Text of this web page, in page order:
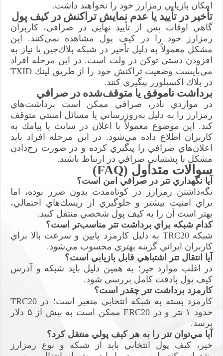
امكان بازيابي رمزارز خود را نخواهند داشت.
تأخير در تأييد يا عدم نمايش تراكنش در كيف پول
گاهي اوقات پس از تأييد نهايي در صرافي، كاربران
رمزارز خود را در كيف پول مشاهده نمي‌كنند. اين
مشكل معمولاً به دليل تأخير در شبكه بلاك‌چين يا نياز به
افزودن دستي توكن در ولت است. در اين مرحله افراد
مي‌بايست وضعيت تراكنش خود را از طريق لينك TXID
در بلاك اكسپلورر پيگيري كنند.
برداشت ناموفق يا متوقف‌شده در صرافي
در مواردي نادر، صرافي ممكن است برداشت‌هاي
رمزارز را به دليل به‌روزرساني يا مسائل امنيتي متوقف
كند. اين موضوع معمولاً با اعلان در سايت يا پيامك به
كاربران اطلاع داده مي‌شود. در اين مرحله افراد بايد
اعلان‌هاي صرافي را پيگيري كرده و در صورت رخ‌دادن
مشكل با پشتيباني صرافي در ارتباط باشند.
سوالات متداول (FAQ)
آيا نگهداري تتر در صرافي امن است؟
نگه‌داشتن رمزارز در كوتاه‌مدت بدون ضرر بوده، اما
براي امنيت بيشتر و جلوگيري از ريسك‌هاي احتمالي،
بهتر است آن را به كيف پول شخصي منتقل كنيد.
كدام شبكه براي برداشت تتر مناسب‌تر است؟
شبكه TRC20 به دليل كارمزد پايين و سرعت بالا براي
كاربران ايراني گزينه بهتري محسوب مي‌شود.
آيا انتقال تتر اشتباهي قابل بازيابي است؟
در اغلب موارد خير؛ به همين دليل بايد شبكه و آدرس
كيف پول بادقت كامل بررسي شود.
كارمزد برداشت تتر چقدر است؟
كارمزد بسته به شبكه انتخابي متغير است؛ در TRC20
حدود ۱ تتر و در ERC20 ممكن است به بيش از ۵ دلار
برسد.
آيا مي‌توان تتر را به هر كيف پولي منتقل كرد؟
خير، كيف پول انتخابي بايد از شبكه و نوع رمزارز